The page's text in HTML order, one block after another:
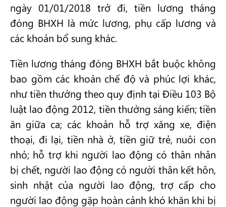
ngày 01/01/2018 trở đi, tiền lương tháng
đóng BHXH là mức lương, phụ cấp lương và
các khoản bổ sung khác.
Tiền lương tháng đóng BHXH bắt buộc không
bao gồm các khoản chế độ và phúc lợi khác,
như tiền thưởng theo quy định tại Điều 103 Bộ
luật lao động 2012, tiền thưởng sáng kiến; tiền
ăn giữa ca; các khoản hỗ trợ xăng xe, điện
thoại, đi lại, tiền nhà ở, tiền giữ trẻ, nuôi con
nhỏ; hỗ trợ khi người lao động có thân nhân
bị chết, người lao động có người thân kết hôn,
sinh nhật của người lao động, trợ cấp cho
người lao động gặp hoàn cảnh khó khăn khi bị